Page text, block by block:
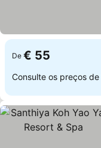
De € 55
Consulte os preços de